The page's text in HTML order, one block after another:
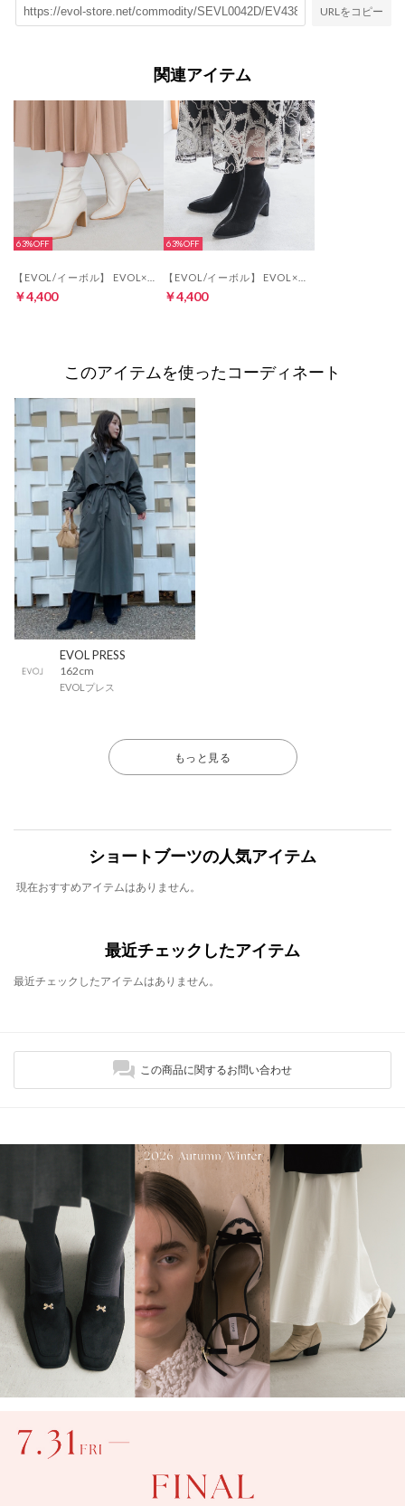
URLをコピー
関連アイテム
63%
￥4,400
63%
￥4,400
このアイテムを使ったコーディネート
EVOL PRESS
162cm
EVOLプレス
もっと見る
ショートブーツの人気アイテム
現在おすすめアイテムはありません。
最近チェックしたアイテム
最近チェックしたアイテムはありません。
この商品に関するお問い合わせ